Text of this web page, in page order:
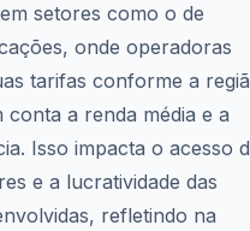
setores como o de
onde operadoras
tarifas conforme a
conta a renda média e a
Isso impacta o acesso
e a lucratividade das
refletindo na